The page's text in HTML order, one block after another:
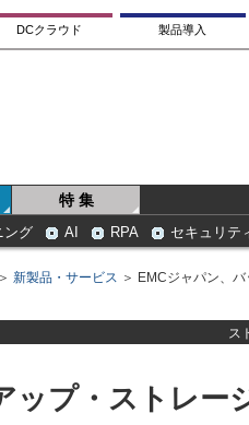
DCクラウド 製品導入
特 集
ング AI RPA セキュリテ
＞ 新製品・サービス ＞ EMCジャパン、
ス
ップ・ストレー